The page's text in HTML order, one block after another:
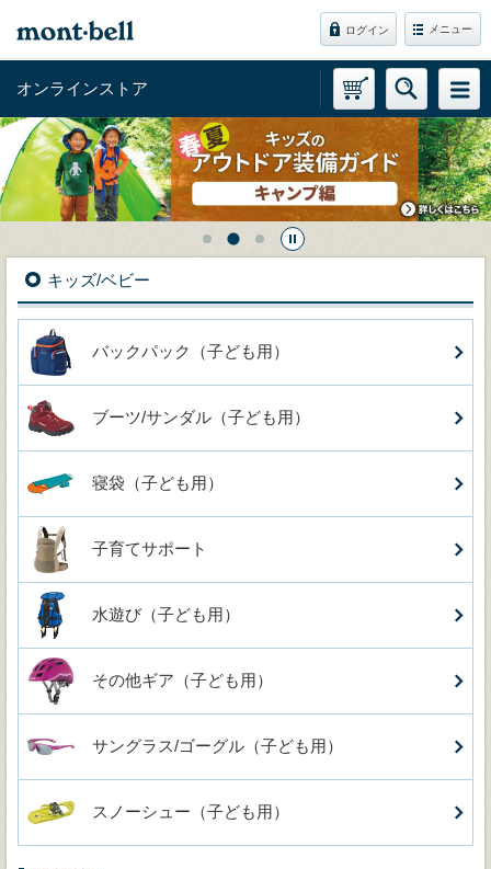
ログイン メニュー
オンラインストア
キッズ/ベビー
バックパック（子ども用）
ブーツ/サンダル（子ども用）
寝袋（子ども用）
子育てサポート
水遊び（子ども用）
その他ギア（子ども用）
サングラス/ゴーグル（子ども用）
スノーシュー（子ども用）